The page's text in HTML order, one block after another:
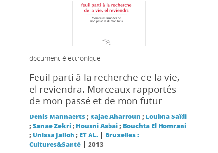
document électronique
Feuil parti â la recherche de la vie,
el reviendra. Morceaux rapportés
de mon passé et de mon futur
Denis Mannaerts; Rajae Aharroun ; Loubna Saïdi
;Sanae Zekri; Housni Asbai; Bouchta El Homrani
; Unissa Jalloh ; ET AL. | Bruxelles :
Cultures&Santé| 2013